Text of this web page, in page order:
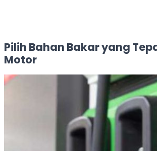
Pilih Bahan Bakar yang
Motor